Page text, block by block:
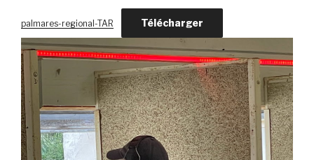
palmares-regional-TAR Télécharger